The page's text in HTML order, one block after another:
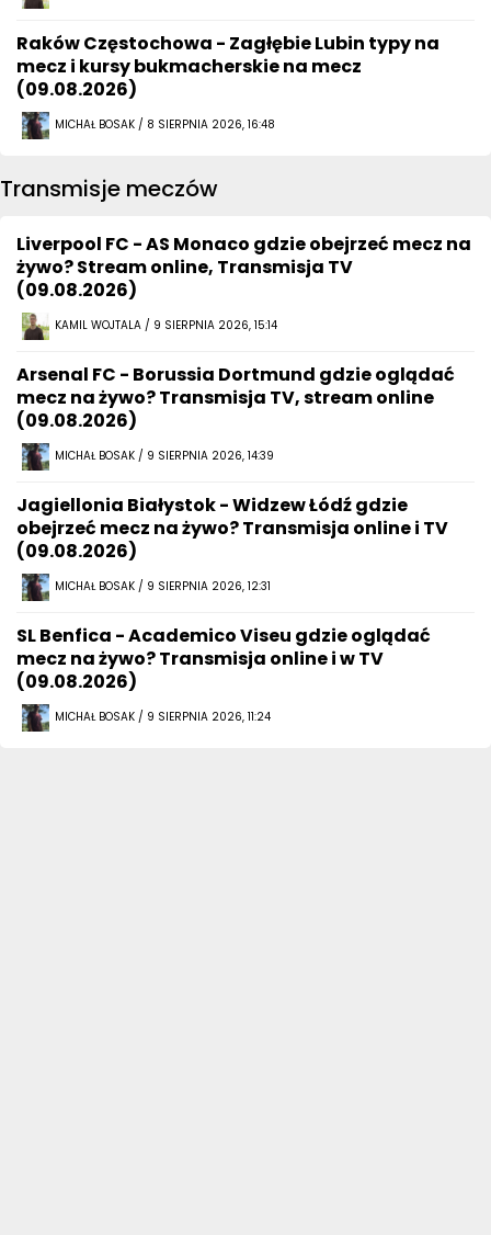
Raków Częstochowa - Zagłębie Lubin typy na
mecz i kursy bukmacherskie na mecz
(09.08.2026)
MICHAŁ BOSAK / 8 SIERPNIA 2026, 16:48
Transmisje meczów
Liverpool FC - AS Monaco gdzie obejrzeć mecz na
żywo? Stream online, Transmisja TV
(09.08.2026)
KAMIL WOJTALA / 9 SIERPNIA 2026, 15:14
Arsenal FC - Borussia Dortmund gdzie oglądać
mecz na żywo? Transmisja TV, stream online
(09.08.2026)
MICHAŁ BOSAK / 9 SIERPNIA 2026, 14:39
Jagiellonia Białystok - Widzew Łódź gdzie
obejrzeć mecz na żywo? Transmisja online i TV
(09.08.2026)
MICHAŁ BOSAK / 9 SIERPNIA 2026, 12:31
SL Benfica - Academico Viseu gdzie oglądać
mecz na żywo? Transmisja online i w TV
(09.08.2026)
MICHAŁ BOSAK / 9 SIERPNIA 2026, 11:24